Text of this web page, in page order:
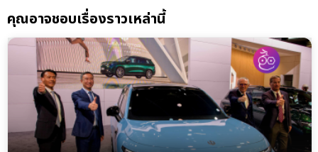
คุณอาจชอบเรื่องราวเหล่านี้